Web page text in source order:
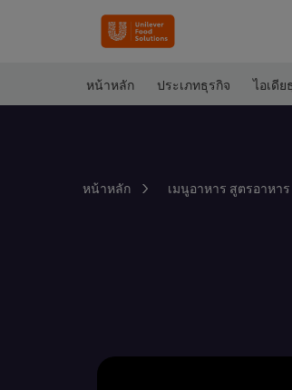
หน้าหลัก ประเภทธุรกิจ ไอเดีย
หน้าหลัก เมนูอาหาร สูตรอาหา